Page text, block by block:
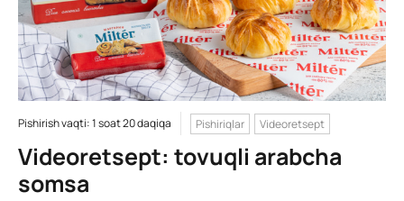
Pishirish vaqti: 1 soat 20 daqiqa Pishiriqlar Videoretsept
Videoretsept: tovuqli arabcha
somsa